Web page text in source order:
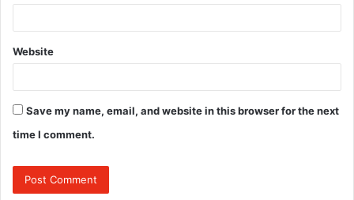
Website
Save my name, email, and website in this browser for the next
time I comment.